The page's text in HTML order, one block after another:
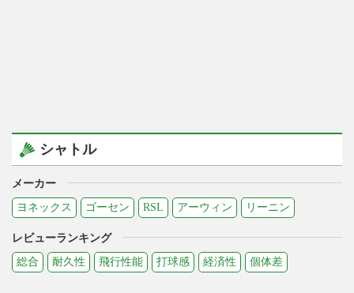
シャトル
メーカー
ヨネックス
ゴーセン RSL アーウィン リーニン
レビューランキング
総合
耐久性 飛行性能 打球感 経済性 個体差